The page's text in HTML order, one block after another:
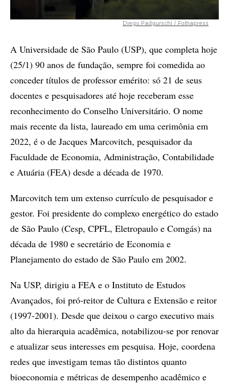
Diego Padgurschi / Folhapress
A Universidade de São Paulo (USP), que completa hoje
(25/1) 90 anos de fundação, sempre foi comedida ao
conceder títulos de professor emérito: só 21 de seus
docentes e pesquisadores até hoje receberam esse
reconhecimento do Conselho Universitário. O nome
mais recente da lista, laureado em uma cerimônia em
2022, é o de Jacques Marcovitch, pesquisador da
Faculdade de Economia, Administração, Contabilidade
e Atuária (FEA) desde a década de 1970.
Marcovitch tem um extenso currículo de pesquisador e
gestor. Foi presidente do complexo energético do estado
de São Paulo (Cesp, CPFL, Eletropaulo e Comgás) na
década de 1980 e secretário de Economia e
Planejamento do estado de São Paulo em 2002.
Na USP, dirigiu a FEA e o Instituto de Estudos
Avançados, foi pró-reitor de Cultura e Extensão e reitor
(1997-2001). Desde que deixou o cargo executivo mais
alto da hierarquia acadêmica, notabilizou-se por renovar
e atualizar seus interesses em pesquisa. Hoje, coordena
redes que investigam temas tão distintos quanto
bioeconomia e métricas de desempenho acadêmico e